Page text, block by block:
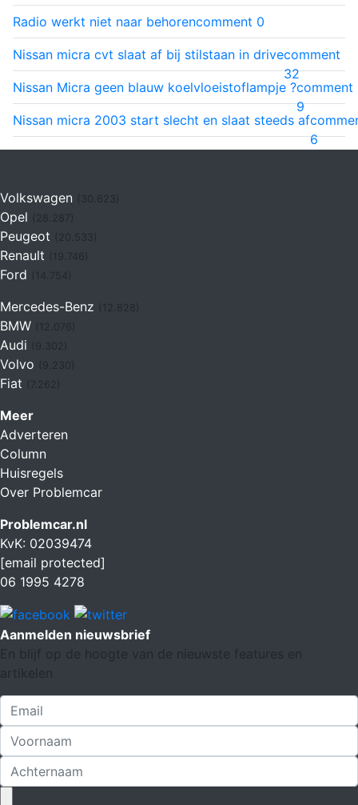
Radio werkt niet naar behorencomment 0
Nissan micra cvt slaat af bij stilstaan in drivecomment
32
Nissan Micra geen blauw koelvloeistoflampje ?comment
9
Nissan micra 2003 start slecht en slaat steeds af
6
Volkswagen (30.623)
Opel
Peugeot
Renault (19.746)
Ford (14.754)
Mercedes-Benz
BMW (12.076)
Audi
Volvo
Fiat (7.262)
Meer
Adverteren
Column
Huisregels
Over Problemcar
Problemcar.nl
KvK: 02039474
[email protected]
06 1995 4278
Aanmelden nieuwsbrief
En blijf op de hoogte van de nieuwste features en
artikelen